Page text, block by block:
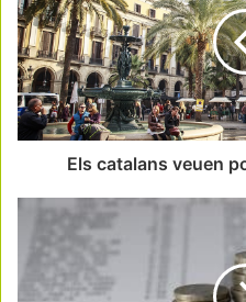
Els catalans veuen